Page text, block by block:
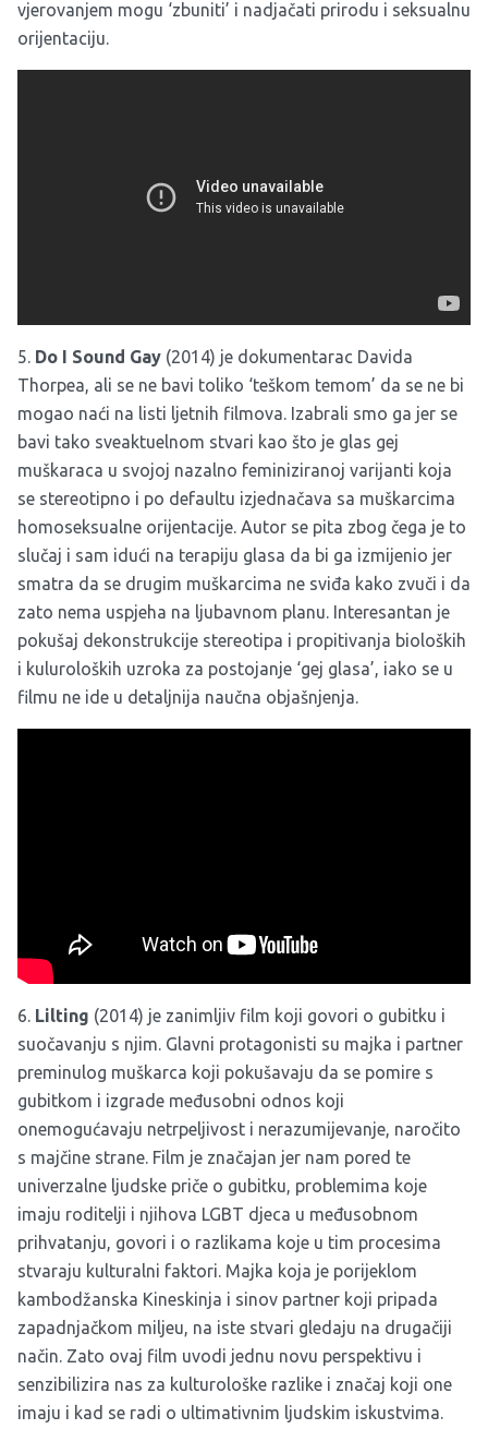
vjerovanjem mogu ‘zbuniti’ i nadjačati prirodu i seksualnu
orijentaciju.
5. Do I Sound Gay (2014) je dokumentarac Davida
Thorpea, ali se ne bavi toliko ‘teškom temom’ da se ne bi
mogao naći na listi ljetnih filmova. Izabrali smo ga jer se
bavi tako sveaktuelnom stvari kao što je glas gej
muškaraca u svojoj nazalno feminiziranoj varijanti koja
se stereotipno i po defaultu izjednačava sa muškarcima
homoseksualne orijentacije. Autor se pita zbog čega je to
slučaj i sam idući na terapiju glasa da bi ga izmijenio jer
smatra da se drugim muškarcima ne sviđa kako zvuči i da
zato nema uspjeha na ljubavnom planu. Interesantan je
pokušaj dekonstrukcije stereotipa i propitivanja bioloških
i kuluroloških uzroka za postojanje ‘gej glasa’, iako se u
filmu ne ide u detaljnija naučna objašnjenja.
6. Lilting (2014) je zanimljiv film koji govori o gubitku i
suočavanju s njim. Glavni protagonisti su majka i partner
preminulog muškarca koji pokušavaju da se pomire s
gubitkom i izgrade međusobni odnos koji
onemogućavaju netrpeljivost i nerazumijevanje, naročito
s majčine strane. Film je značajan jer nam pored te
univerzalne ljudske priče o gubitku, problemima koje
imaju roditelji i njihova LGBT djeca u međusobnom
prihvatanju, govori i o razlikama koje u tim procesima
stvaraju kulturalni faktori. Majka koja je porijeklom
kambodžanska Kineskinja i sinov partner koji pripada
zapadnjačkom miljeu, na iste stvari gledaju na drugačiji
način. Zato ovaj film uvodi jednu novu perspektivu i
senzibilizira nas za kulturološke razlike i značaj koji one
imaju i kad se radi o ultimativnim ljudskim iskustvima.